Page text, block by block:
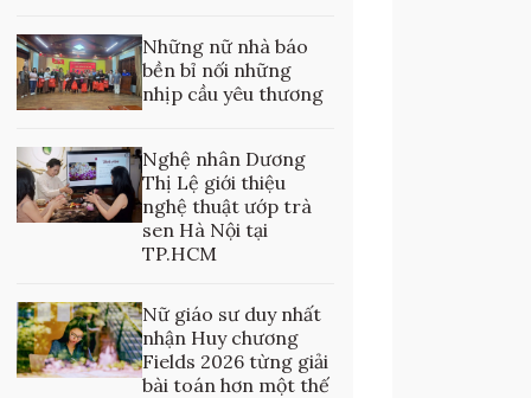
Những nữ nhà báo
bền bỉ nối những
nhịp cầu yêu thương
Nghệ nhân Dương
Thị Lệ giới thiệu
nghệ thuật ướp trà
sen Hà Nội tại
TP.HCM
Nữ giáo sư duy nhất
nhận Huy chương
Fields 2026 từng giải
bài toán hơn một thế